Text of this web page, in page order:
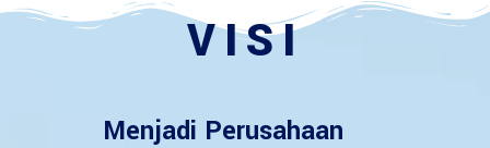
VISI
Menjadi Perusahaan